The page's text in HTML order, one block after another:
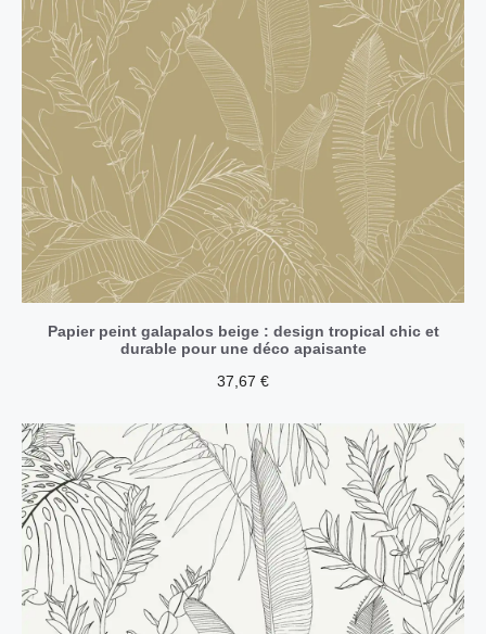
Papier peint galapalos beige : design tropical chic et
durable pour une déco apaisante
37,67 €